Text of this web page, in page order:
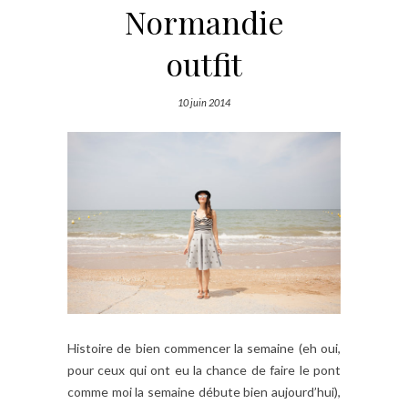
Normandie
outfit
10 juin 2014
Histoire de bien commencer la semaine (eh oui,
pour ceux qui ont eu la chance de faire le pont
comme moi la semaine débute bien aujourd’hui),